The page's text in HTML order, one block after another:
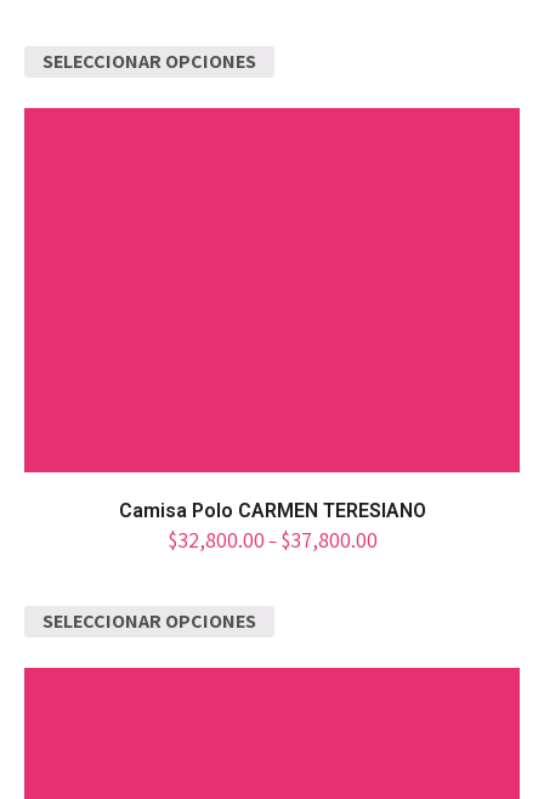
SELECCIONAR OPCIONES
Camisa Polo CARMEN TERESIANO
$32,800.00 – $37,800.00
SELECCIONAR OPCIONES